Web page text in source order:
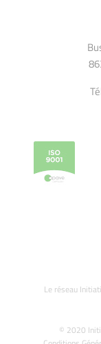
Le réseau
© 2020